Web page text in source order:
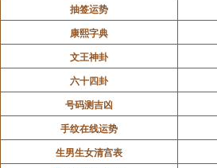
抽签运势
康熙字典
文王神卦
六十四卦
号码测吉凶
手纹在线运势
生男生女清宫表